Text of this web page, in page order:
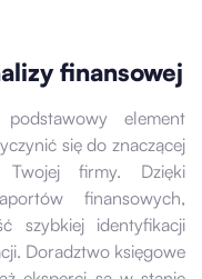
finansowej
element
się do znaczącej
Twojej firmy. Dzięki
finansowych,
szybkiej identyfikacji
Doradztwo księgowe